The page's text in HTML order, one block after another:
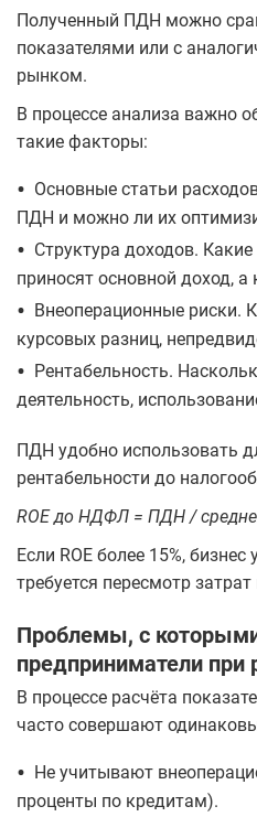
Полученный ПДН можно
показателями или с
рынком.
В процессе анализа важно
такие факторы:
• Основные статьи
ПДН и можно ли их
• Структура доходов.
приносят основной доход,
• Внеоперационные риски.
курсовых разниц,
• Рентабельность.
деятельность,
ПДН удобно использовать
рентабельности до
ROE до НДФЛ = ПДН /
Если ROE более 15%,
требуется пересмотр
Проблемы, с
предприниматели при
В процессе расчёта
часто совершают
• Не учитывают
проценты по кредитам).